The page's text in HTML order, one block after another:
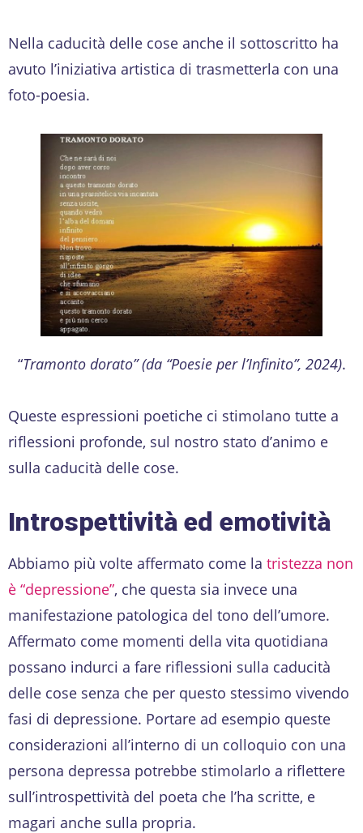
Nella caducità delle cose anche il sottoscritto ha
avuto l’iniziativa artistica di trasmetterla con una
foto-poesia.
“Tramonto dorato” (da “Poesie per l’Infinito”, 2024).
Queste espressioni poetiche ci stimolano tutte a
riflessioni profonde, sul nostro stato d’animo e
sulla caducità delle cose.
Introspettività ed emotività
Abbiamo più volte affermato come la tristezza non
è “depressione”, che questa sia invece una
manifestazione patologica del tono dell’umore.
Affermato come momenti della vita quotidiana
possano indurci a fare riflessioni sulla caducità
delle cose senza che per questo stessimo vivendo
fasi di depressione. Portare ad esempio queste
considerazioni all’interno di un colloquio con una
persona depressa potrebbe stimolarlo a riflettere
sull’introspettività del poeta che l’ha scritte, e
magari anche sulla propria.